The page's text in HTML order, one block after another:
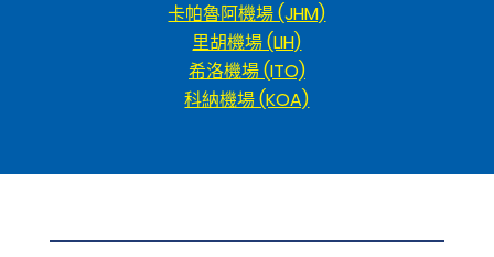
卡帕魯阿機場 (JHM)
里胡機場 (LIH)
希洛機場 (ITO)
科納機場 (KOA)